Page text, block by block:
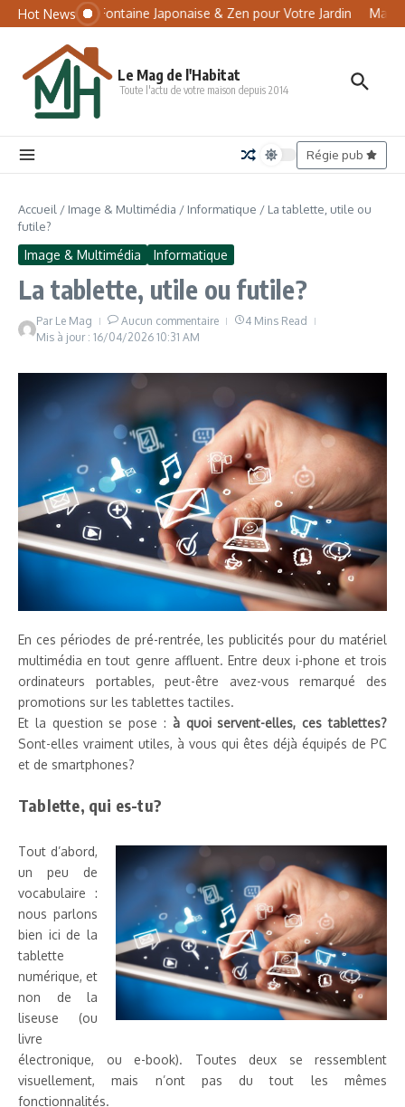
Aller au contenu
Hot News
Tsukubai : Fontaine Japonaise & Zen pour Votre Jardin
Le Mag de l'Habitat
Toute l'actu de votre maison depuis 2014
Régie pub
Accueil / Image & Multimédia / Informatique / La tablette, utile ou
futile?
Image & Multimédia Informatique
La tablette, utile ou futile?
Par Le Mag Aucun commentaire
4 Mins Read
Mis à jour : 16/04/2026 10:31 AM
En ces périodes de pré-rentrée, les publicités pour du matériel
multimédia en tout genre affluent. Entre deux i-phone et trois
ordinateurs portables, peut-être avez-vous remarqué des
promotions sur les tablettes tactiles.
Et la question se pose : à quoi servent-elles, ces tablettes?
Sont-elles vraiment utiles, à vous qui êtes déjà équipés de PC
et de smartphones?
Tablette, qui es-tu?
Tout d’abord,
un peu de
vocabulaire :
nous parlons
bien ici de la
tablette
numérique, et
non de la
liseuse (ou
livre
électronique, ou e-book). Toutes deux se ressemblent
visuellement, mais n’ont pas du tout les mêmes
fonctionnalités.
Panneau de gestion des cookies